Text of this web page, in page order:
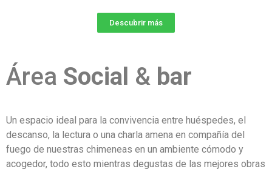
Descubrir más
Área Social & bar
Un espacio ideal para la convivencia entre huéspedes, el
descanso, la lectura o una charla amena en compañía del
fuego de nuestras chimeneas en un ambiente cómodo y
acogedor, todo esto mientras degustas de las mejores obras